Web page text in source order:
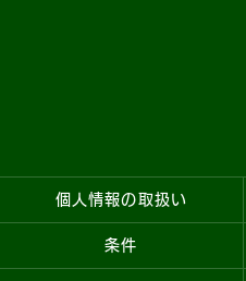
個人情報の取扱い
条件